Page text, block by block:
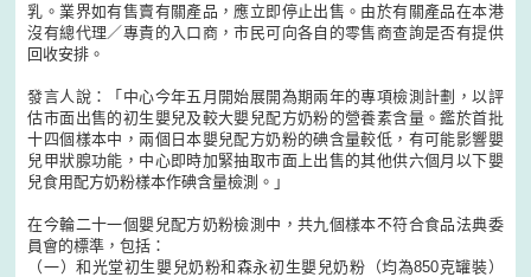
乳。業界如有售賣有關產品，應立即停止出售。由於有關產品在本港
沒有總代理／專責的入口商，市民可向各自的零售商查詢是否有提供
回收安排。
發言人說：「中心今年五月開始展開為期兩年的專項檢測計劃，以評
估市面出售的初生嬰兒及較大嬰兒配方奶粉的營養素含量。鑑於首批
十四個樣本中，兩個日本嬰兒配方奶粉的碘含量較低，有可能影響嬰
兒甲狀腺功能，中心即時加緊抽取市面上出售的其他供六個月以下嬰
兒食用配方奶粉樣本作碘含量檢測。」
在今輪二十一個嬰兒配方奶粉檢測中，共九個樣本不符合食品法典委
員會的標準，包括：
（一）和光堂初生嬰兒奶粉和森永初生嬰兒奶粉（均為850克罐裝）